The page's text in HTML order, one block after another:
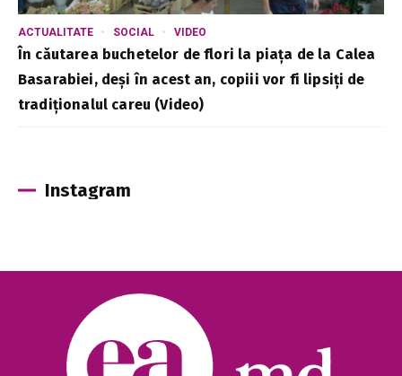
ACTUALITATE SOCIAL VIDEO
În căutarea buchetelor de flori la piața de la Calea
Basarabiei, deși în acest an, copiii vor fi lipsiți de
tradiționalul careu (Video)
Instagram